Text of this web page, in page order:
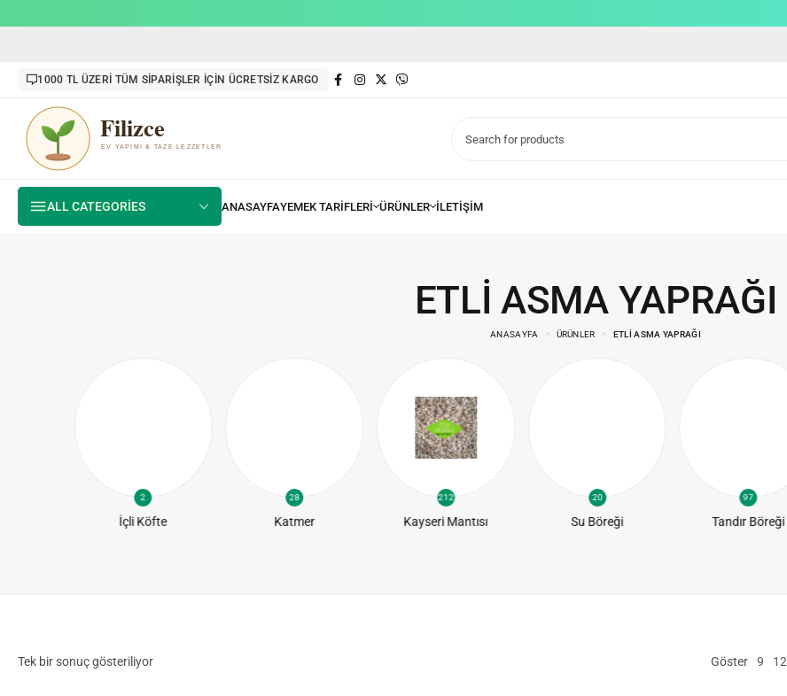
1000 TL ÜZERİ TÜM SİPARİŞLER İÇİN ÜCRETSİZ KARGO
ALL CATEGORIES
ETLI ASMA YAPRAĞI
ANASAYFA ÜRÜNLER ETLI ASMA YAPRAĞI
2
İçli Köfte
28
Katmer
212
Kayseri Mantısı
20
Su Böreği
97
Tandır Böreği
Tek bir sonuç gösteriliyor Göster 9 12